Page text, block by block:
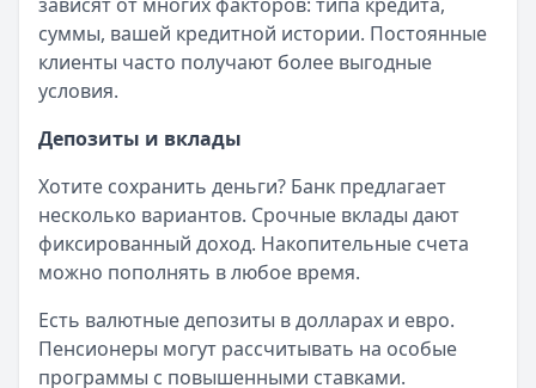
суммы, вашей кредитной истории. Постоянные
клиенты часто получают более выгодные
условия.
Депозиты и вклады
Хотите сохранить деньги? Банк предлагает
несколько вариантов. Срочные вклады дают
фиксированный доход. Накопительные счета
можно пополнять в любое время.
Есть валютные депозиты в долларах и евро.
Пенсионеры могут рассчитывать на особые
программы с повышенными ставками.